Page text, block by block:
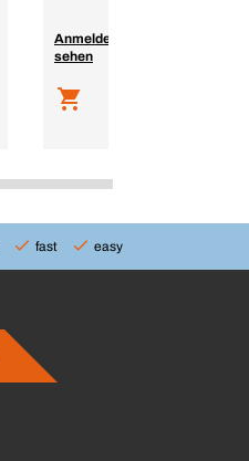
Anmelden, um Preise zu
sehen
fast easy